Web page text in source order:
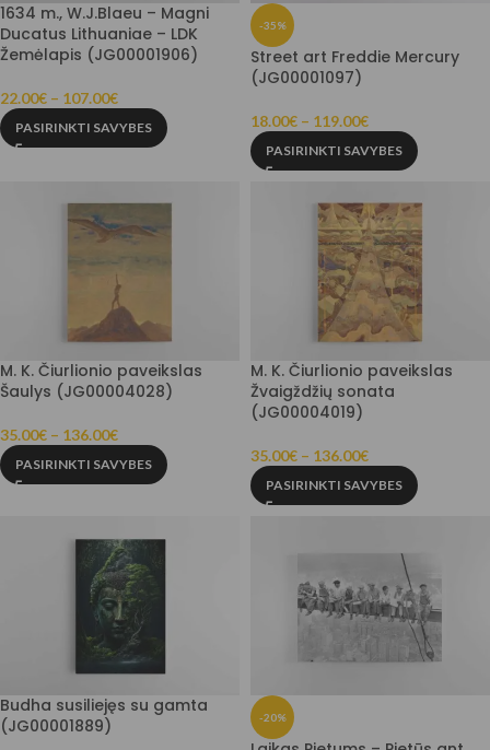
1634 m., W.J.Blaeu – Magni
Ducatus Lithuaniae – LDK
Žemėlapis (JG00001906)
22.00€ – 107.00€
PASIRINKTI SAVYBES
-35%
Street art Freddie Mercury
(JG00001097)
18.00€ – 119.00€
PASIRINKTI SAVYBES
M. K. Čiurlionio paveikslas
Šaulys (JG00004028)
35.00€ – 136.00€
PASIRINKTI SAVYBES
M. K. Čiurlionio paveikslas
Žvaigždžių sonata
(JG00004019)
35.00€ – 136.00€
PASIRINKTI SAVYBES
Budha susiliejęs su gamta
(JG00001889)
-20%